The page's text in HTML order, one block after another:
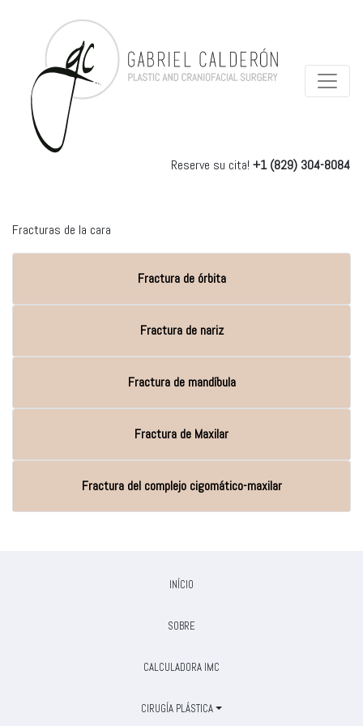
Reserve su cita! +1 (829) 304-8084
Fracturas de la cara
Fractura de órbita
Fractura de nariz
Fractura de mandíbula
Fractura de Maxilar
Fractura del complejo cigomático-maxilar
INÍCIO
SOBRE
CALCULADORA IMC
CIRUGÍA PLÁSTICA